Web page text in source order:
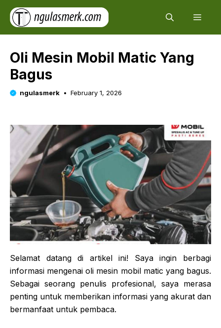
Skip
content
Oli Mesin Mobil Matic Yang
Bagus
ngulasmerk February 1, 2026
Selamat datang di artikel ini! Saya ingin berbagi
informasi mengenai oli mesin mobil matic yang bagus.
Sebagai seorang penulis profesional, saya merasa
penting untuk memberikan informasi yang akurat dan
bermanfaat untuk pembaca.